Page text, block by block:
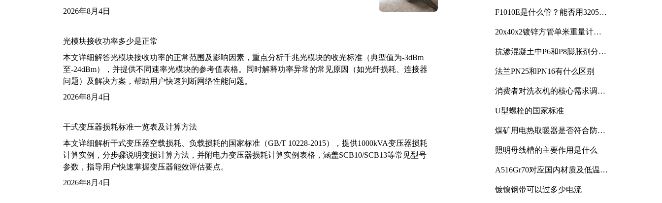
2026年8月4日
光模块接收功率多少是正常
本文详细解答光模块接收功率的正常范围及影响因素，重点分析千兆光模块的收光标准（典型值为-3dBm
至-24dBm），并提供不同速率光模块的参考值表格。同时解释功率异常的常见原因（如光纤损耗、连接器
问题）及解决方案，帮助用户快速判断网络性能问题。
2026年8月4日
干式变压器损耗标准一览表及计算方法
本文详细解析干式变压器空载损耗、负载损耗的国家标准（GB/T 10228-2015），提供1000kVA变压器损耗
计算实例，分步骤说明变损计算方法，并附电力变压器损耗计算实例表格，涵盖SCB10/SCB13等常见型号
参数，指导用户快速掌握变压器能效评估要点。
2026年8月4日
F1010E是什么管？能否用3205或
20x40x2镀锌方管单米重量计算
抗渗混凝土中P6和P8膨胀剂分别
法兰PN25和PN16有什么区别
消费者对洗衣机的核心需求调研
U型螺栓的国家标准
煤矿用电热取暖器是否符合防爆
照明母线槽的主要作用是什么
A516Gr70对应国内材质及低温冲
镀镍钢带可以过多少电流